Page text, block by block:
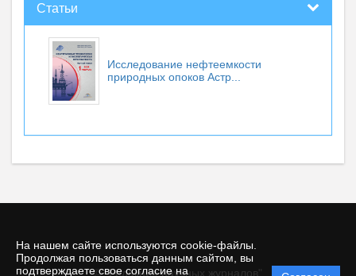
На нашем сайте используются cookie-файлы.
Продолжая пользоваться данным сайтом, вы
подтверждаете свое согласие на
Статьи
Исследование нефтеемкости
природных опоков Астр...
© "Редакция научных журналов"